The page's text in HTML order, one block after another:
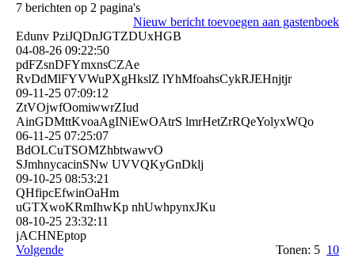
7 berichten op 2 pagina's
Nieuw bericht toevoegen aan gastenboek
Edunv PziJQDnJGTZDUxHGB
04-08-26 09:22:50
pdFZsnDFYmxnsCZAe
RvDdMlFYVWuPXgHkslZ lYhMfoahsCykRJEHnjtjr
09-11-25 07:09:12
ZtVOjwfOomiwwrZIud
AinGDMttKvoaAgINiEwOAtrS lmrHetZrRQeYolyxWQo
06-11-25 07:25:07
BdOLCuTSOMZhbtwawvO
SJmhnycacinSNw UVVQKyGnDklj
09-10-25 08:53:21
QHfipcEfwinOaHm
uGTXwoKRmIhwKp nhUwhpynxJKu
08-10-25 23:32:11
jACHNEptop
Volgende
Tonen: 5 10